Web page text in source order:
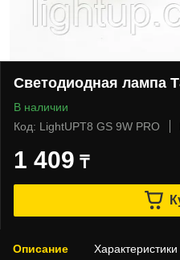
Светодиодная лампа
В наличии
Код: LightUPТ8 GS 9W PRO
1 409 ₸
Описание Характеристики